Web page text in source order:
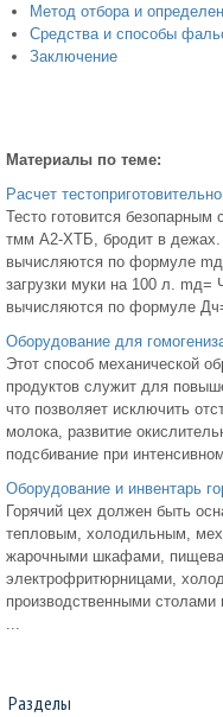
Метод отбора и
Средства и способы
Заключение
Материалы по теме:
Расчет
Тесто готовится
тмм А2-ХТБ, бродит в дежах.
вычисляются по формуле
загрузки муки на 100 л.
вычисляются по формуле
Оборудование для
Этот способ механической
продуктов служит для
что позволяет исключить
молока, развитие
подсбивание при
Оборудование и инвентарь
Горячий цех должен быть
тепловым, холодильным,
жарочными шкафами,
электрофритюрницами,
производственными столами
...
Разделы